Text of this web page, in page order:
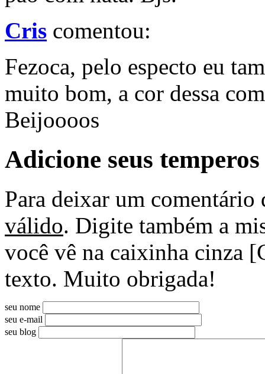
Cris comentou:
Fezoca, pelo especto eu
muito bom, a cor dessa
Beijoooos
Adicione seus temperos
Para deixar um
válido. Digite também a
você vê na caixinha cinza
texto. Muito obrigada!
seu nome
seu e-mail
seu blog